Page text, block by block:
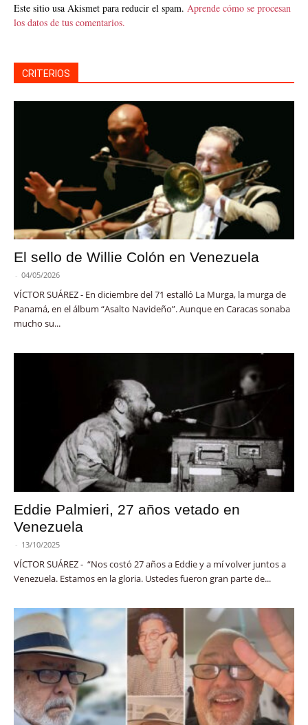
Este sitio usa Akismet para reducir el spam. Aprende cómo se procesan
los datos de tus comentarios.
CRITERIOS
El sello de Willie Colón en Venezuela
- 04/05/2026
VÍCTOR SUÁREZ - En diciembre del 71 estalló La Murga, la murga de
Panamá, en el álbum “Asalto Navideño”. Aunque en Caracas sonaba
mucho su...
Eddie Palmieri, 27 años vetado en
Venezuela
- 13/10/2025
VÍCTOR SUÁREZ - “Nos costó 27 años a Eddie y a mí volver juntos a
Venezuela. Estamos en la gloria. Ustedes fueron gran parte de...